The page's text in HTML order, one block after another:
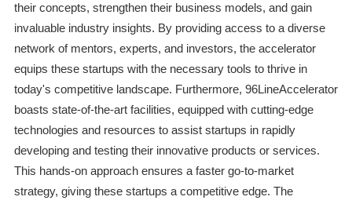
their concepts, strengthen their business models, and gain
invaluable industry insights. By providing access to a diverse
network of mentors, experts, and investors, the accelerator
equips these startups with the necessary tools to thrive in
today's competitive landscape. Furthermore, 96LineAccelerator
boasts state-of-the-art facilities, equipped with cutting-edge
technologies and resources to assist startups in rapidly
developing and testing their innovative products or services.
This hands-on approach ensures a faster go-to-market
strategy, giving these startups a competitive edge. The